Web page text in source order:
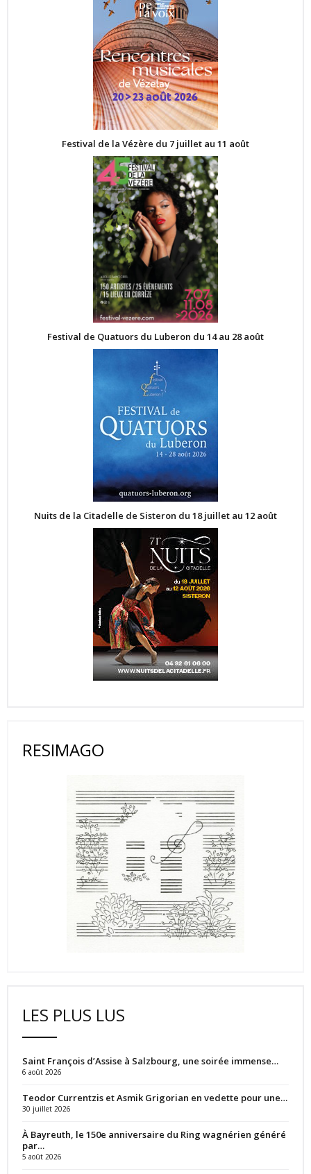
Festival de la Vézère du 7 juillet au 11 août
Festival de Quatuors du Luberon du 14 au 28 août
Nuits de la Citadelle de Sisteron du 18 juillet au 12 août
RESIMAGO
LES PLUS LUS
Saint François d’Assise à Salzbourg, une soirée immense…
6 août 2026
Teodor Currentzis et Asmik Grigorian en vedette pour une…
30 juillet 2026
À Bayreuth, le 150e anniversaire du Ring wagnérien généré
par…
5 août 2026